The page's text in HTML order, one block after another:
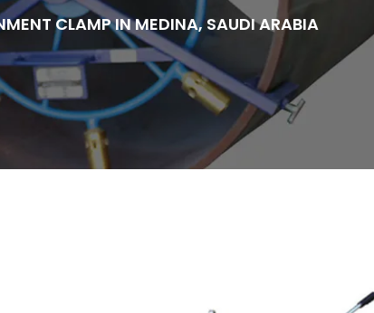
CLAMP IN MEDINA, SAUDI ARABIA